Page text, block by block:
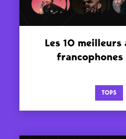
Les 10 meilleurs
TOPS